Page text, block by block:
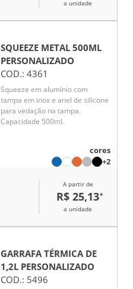
a unidade
SQUEEZE METAL 500ML
PERSONALIZADO
COD.: 4361
Squeeze em alumínio com
tampa em inox e anel de silicone
para vedação na tampa.
Capacidade 500ml.
cores
+2
A partir de
R$ 25,13*
a unidade
GARRAFA TÉRMICA DE
1,2L PERSONALIZADO
COD.: 5496